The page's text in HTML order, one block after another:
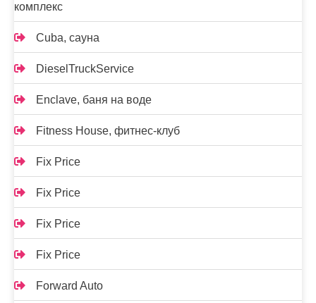
комплекс
Cuba, сауна
DieselTruckService
Enclave, баня на воде
Fitness House, фитнес-клуб
Fix Price
Fix Price
Fix Price
Fix Price
Forward Auto